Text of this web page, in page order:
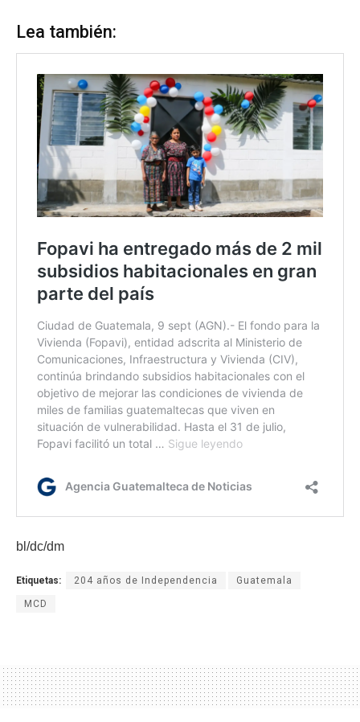
Lea también:
bl/dc/dm
Etiquetas: 204 años de Independencia Guatemala
MCD